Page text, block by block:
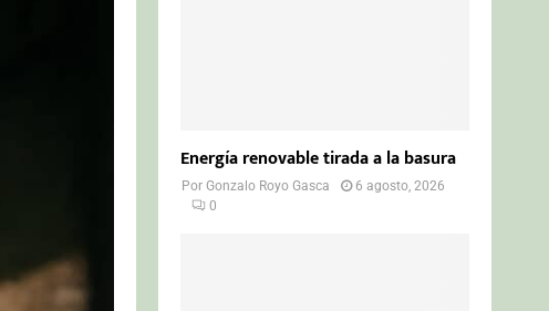
Energía renovable tirada a la basura
PorGonzalo Royo Gasca
6 agosto, 2026
0